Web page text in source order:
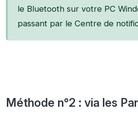
le Bluetooth sur votre PC
passant par le Centre de
Méthode n°2 : via les